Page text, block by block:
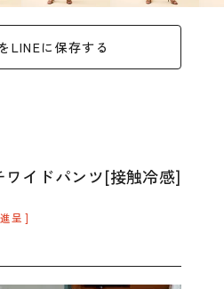
LINEに保存する
イドパンツ[接触冷感]
呈 ]